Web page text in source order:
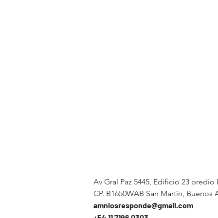
Av Gral Paz 5445, Edificio 23 predio
CP. B1650WAB San Martin, Buenos
amniosresponde@gmail.com